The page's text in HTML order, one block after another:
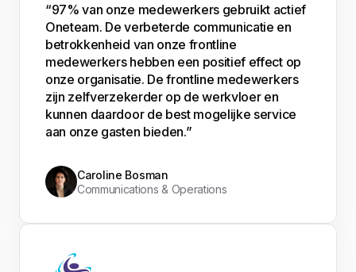
“97% van onze medewerkers gebruikt actief
Oneteam. De verbeterde communicatie en
betrokkenheid van onze frontline
medewerkers hebben een positief effect op
onze organisatie. De frontline medewerkers
zijn zelfverzekerder op de werkvloer en
kunnen daardoor de best mogelijke service
aan onze gasten bieden.”
Caroline Bosman
Communications & Operations